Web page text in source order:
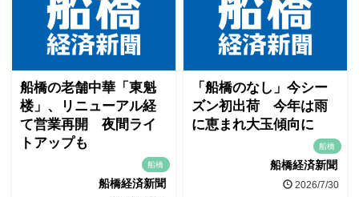
船橋の老舗中華「東魁
楼」、リニューアル経
て営業再開 夜間ライ
トアップも
船橋
船橋経済新聞
「船橋のなし」今シー
ズン初出荷 今年は雨
に恵まれ大玉傾向に
船橋
船橋経済新聞
2026/7/30